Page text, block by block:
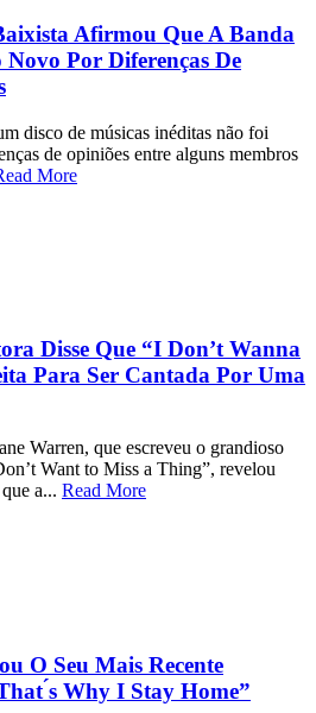
Afirmou Que A Banda
Por Diferenças De
disco de músicas inéditas não foi
de opiniões entre alguns membros
More
Disse Que “I Don’t Wanna
Para Ser Cantada Por Uma
Warren, que escreveu o grandioso
Want to Miss a Thing”, revelou
a... Read More
O Seu Mais Recente
́s Why I Stay Home”